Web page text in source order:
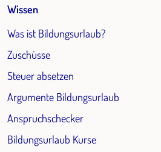
Wissen
Was ist Bildungsurlaub?
Zuschüsse
Steuer absetzen
Argumente Bildungsurlaub
Anspruchschecker
Bildungsurlaub Kurse